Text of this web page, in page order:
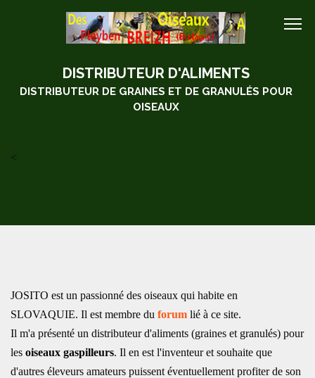
DISTRIBUTEUR D'ALIMENTS
DISTRIBUTEUR DE GRAINES ET DE GRANULÉS POUR
OISEAUX
<
JOSITO est un passionné des oiseaux qui habite en
SLOVAQUIE. Il est membre du forum lié à ce site.
Il m'a présenté un distributeur d'aliments (graines et granulés) pour
les oiseaux gaspilleurs. Il en est l'inventeur et souhaite que
d'autres éleveurs amateurs puissent éventuellement profiter de son